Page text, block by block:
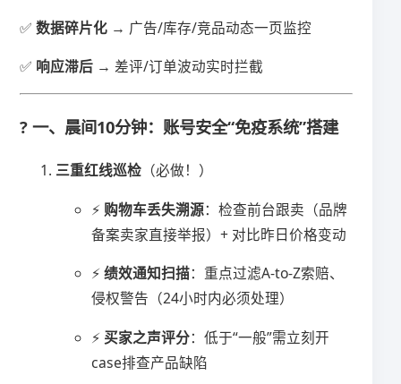
✅ ​​数据碎片化​ ​ → 广告/库存/竞品动态一页监控
✅ ​ ​响应滞后​ ​ → 差评/订单波动实时拦截
?️ 一、晨间10分钟：账号安全“免疫系统”搭建
​三重红线巡检​ ​（必做！）
⚡ ​ ​购物车丢失溯源​​：检查前台跟卖（品牌
备案卖家直接举报）+ 对比昨日价格变动
⚡ ​​绩效通知扫描​​：重点过滤A-to-Z索赔、
侵权警告（24小时内必须处理）
⚡ ​ ​买家之声评分​​：低于“一般”需立刻开
case排查产品缺陷